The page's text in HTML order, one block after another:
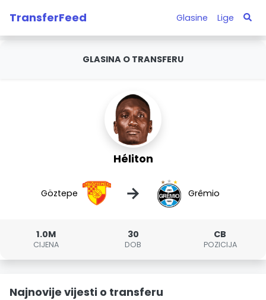
TransferFeed Glasine Lige
GLASINA O TRANSFERU
Héliton
Göztepe → Grêmio
1.0M
CIJENA
30
DOB
CB
POZICIJA
Najnovije vijesti o transferu